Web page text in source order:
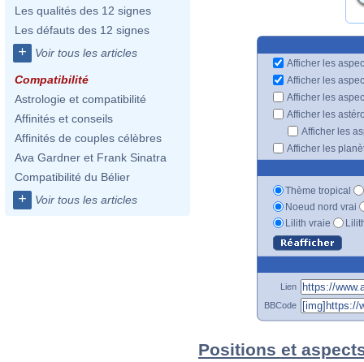
Les qualités des 12 signes
Les défauts des 12 signes
+ Voir tous les articles
Compatibilité
Astrologie et compatibilité
Affinités et conseils
Affinités de couples célèbres
Ava Gardner et Frank Sinatra
Compatibilité du Bélier
+ Voir tous les articles
Afficher les
Afficher les
Afficher les
Afficher les
Afficher les
Afficher les
Thème tropical
Noeud nord vrai
Lilith vraie
Lien
BBCode
Positions et